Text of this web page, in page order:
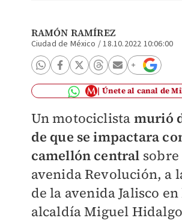
RAMÓN RAMÍREZ
Ciudad de México /18.10.2022 10:06:00
Únete al canal de
Un motociclista murió
de que se impactara
camellón central sobre
avenida Revolución, a
de la avenida Jalisco
alcaldía Miguel